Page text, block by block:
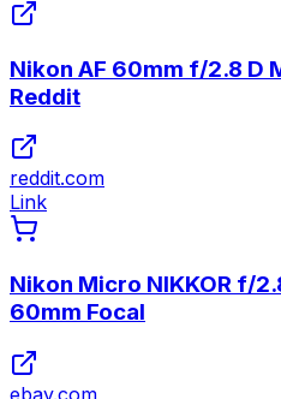
Nikon AF 60mm f/2.8 D
Reddit
reddit.com
Link
Nikon Micro NIKKOR f/
60mm Focal
ebay.com